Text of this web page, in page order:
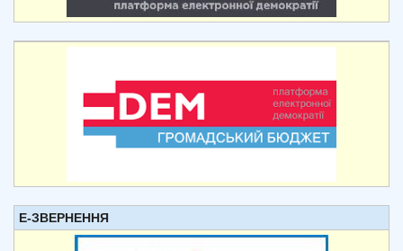
Е-ЗВЕРНЕННЯ